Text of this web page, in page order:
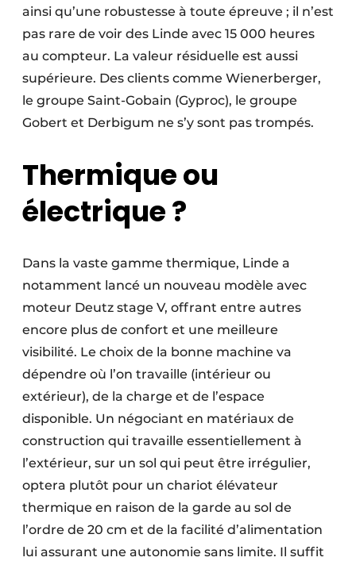
ainsi qu’une robustesse à toute épreuve ; il n’est
pas rare de voir des Linde avec 15 000 heures
au compteur. La valeur résiduelle est aussi
supérieure. Des clients comme Wienerberger,
le groupe Saint-Gobain (Gyproc), le groupe
Gobert et Derbigum ne s’y sont pas trompés.
Thermique ou
électrique ?
Dans la vaste gamme thermique, Linde a
notamment lancé un nouveau modèle avec
moteur Deutz stage V, offrant entre autres
encore plus de confort et une meilleure
visibilité. Le choix de la bonne machine va
dépendre où l’on travaille (intérieur ou
extérieur), de la charge et de l’espace
disponible. Un négociant en matériaux de
construction qui travaille essentiellement à
l’extérieur, sur un sol qui peut être irrégulier,
optera plutôt pour un chariot élévateur
thermique en raison de la garde au sol de
l’ordre de 20 cm et de la facilité d’alimentation
lui assurant une autonomie sans limite. Il suffit